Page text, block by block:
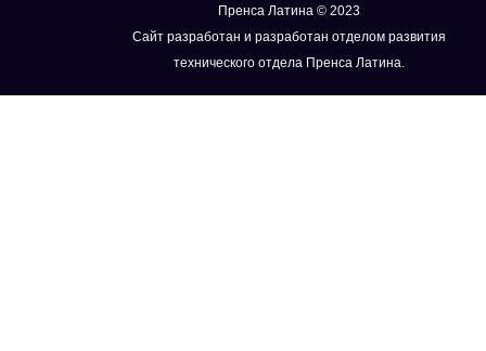
Пренса Латина © 2023
Сайт разработан и разработан отделом развития
технического отдела Пренса Латина.